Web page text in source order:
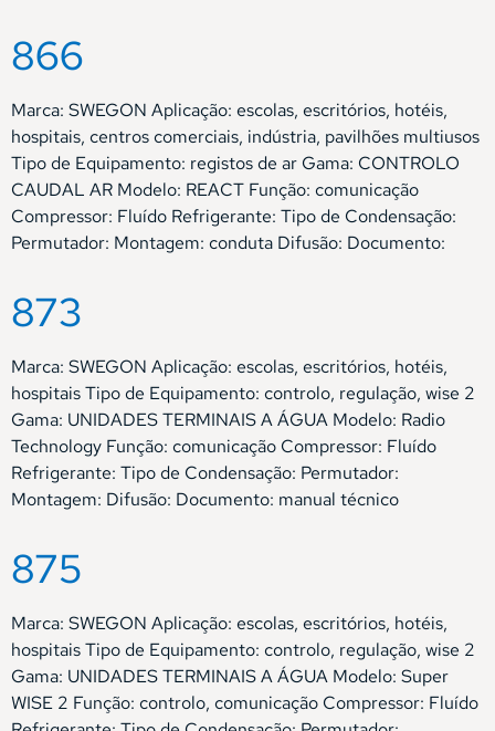
866
Marca: SWEGON Aplicação: escolas, escritórios, hotéis,
hospitais, centros comerciais, indústria, pavilhões multiusos
Tipo de Equipamento: registos de ar Gama: CONTROLO
CAUDAL AR Modelo: REACT Função: comunicação
Compressor: Fluído Refrigerante: Tipo de Condensação:
Permutador: Montagem: conduta Difusão: Documento:
873
Marca: SWEGON Aplicação: escolas, escritórios, hotéis,
hospitais Tipo de Equipamento: controlo, regulação, wise 2
Gama: UNIDADES TERMINAIS A ÁGUA Modelo: Radio
Technology Função: comunicação Compressor: Fluído
Refrigerante: Tipo de Condensação: Permutador:
Montagem: Difusão: Documento: manual técnico
875
Marca: SWEGON Aplicação: escolas, escritórios, hotéis,
hospitais Tipo de Equipamento: controlo, regulação, wise 2
Gama: UNIDADES TERMINAIS A ÁGUA Modelo: Super
WISE 2 Função: controlo, comunicação Compressor: Fluído